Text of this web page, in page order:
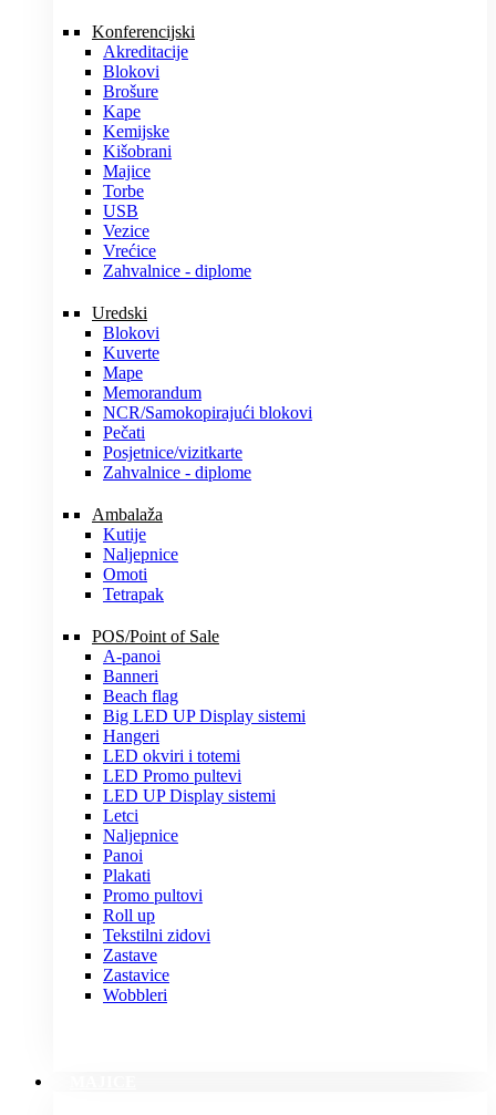
Konferencijski
Akreditacije
Blokovi
Brošure
Kape
Kemijske
Kišobrani
Majice
Torbe
USB
Vezice
Vrećice
Zahvalnice - diplome
Uredski
Blokovi
Kuverte
Mape
Memorandum
NCR/Samokopirajući blokovi
Pečati
Posjetnice/vizitkarte
Zahvalnice - diplome
Ambalaža
Kutije
Naljepnice
Omoti
Tetrapak
POS/Point of Sale
A-panoi
Banneri
Beach flag
Big LED UP Display sistemi
Hangeri
LED okviri i totemi
LED Promo pultevi
LED UP Display sistemi
Letci
Naljepnice
Panoi
Plakati
Promo pultovi
Roll up
Tekstilni zidovi
Zastave
Zastavice
Wobbleri